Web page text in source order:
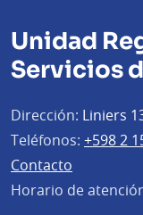
Unidad
Servicios
Dirección: Liniers
Teléfonos: +598 2
Contacto
Horario de